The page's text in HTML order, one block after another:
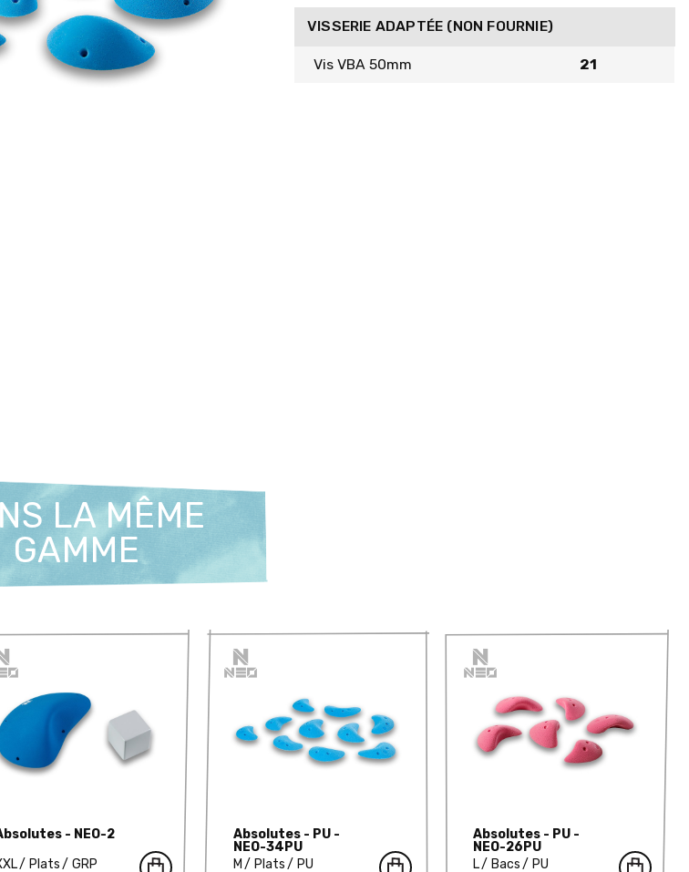
VISSERIE ADAPTÉE (NON FOURNIE)
Vis VBA 50mm 21
LA MÊME
GAMME
- NEO-2
Plats
GRP
Absolutes - PU -
NEO-34PU
M
Plats
PU
Absolutes - PU -
NEO-26PU
L
Bacs
PU